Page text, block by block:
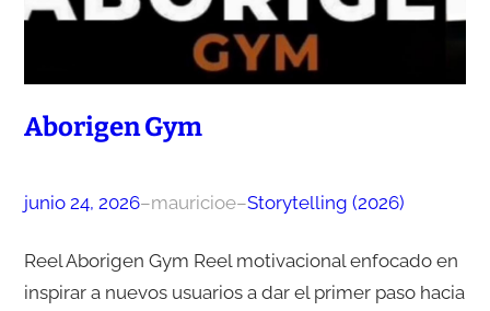
Aborigen Gym
junio 24, 2026–mauricioe–Storytelling (2026)
Reel Aborigen Gym Reel motivacional enfocado en
inspirar a nuevos usuarios a dar el primer paso hacia